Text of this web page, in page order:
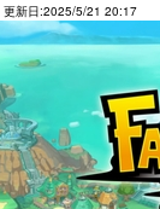
更新日:2025/5/21 20:17